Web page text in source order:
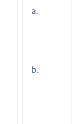
a.
b.